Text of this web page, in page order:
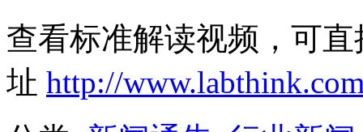
查看标准解读视频，可
址 http://